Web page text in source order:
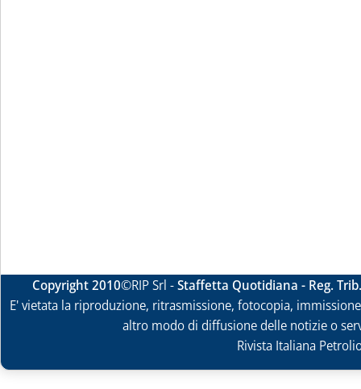
Copyright 2010©RIP Srl -Staffetta Quotidiana - Reg.
E' vietata la riproduzione, ritrasmissione, fotocopia,
altro modo di diffusione delle notizie o
Rivista Italiana